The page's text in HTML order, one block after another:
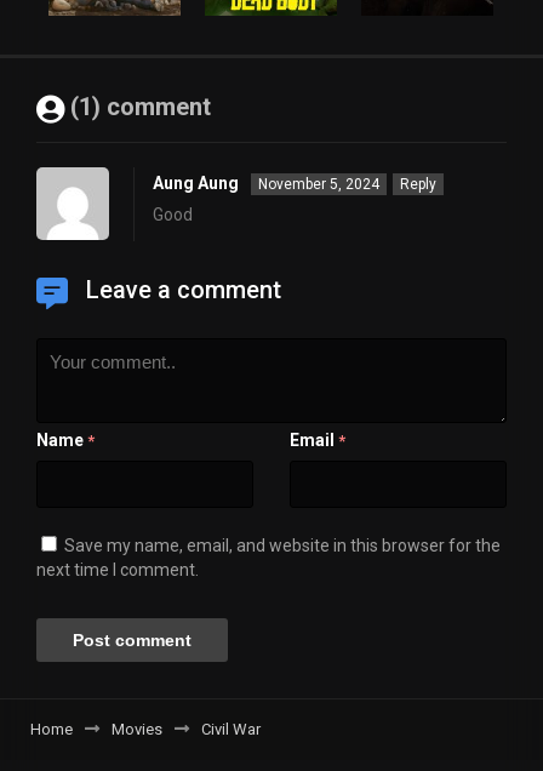
(1) comment
Aung Aung November 5, 2024 Reply
Good
Leave a comment
Name * Email *
Save my name, email, and website in this browser for the
next time I comment.
Home Movies Civil War